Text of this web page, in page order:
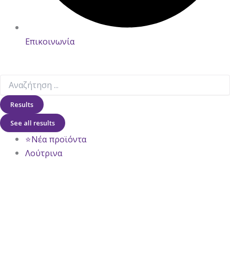
Επικοινωνία
Results
See all results
⭐Νέα προϊόντα
Λούτρινα